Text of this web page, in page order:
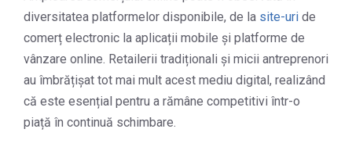
diversitatea platformelor disponibile, de la site-uri de
comerț electronic la aplicații mobile și platforme de
vânzare online. Retailerii tradiționali și micii antreprenori
au îmbrățișat tot mai mult acest mediu digital, realizând
că este esențial pentru a rămâne competitivi într-o
piață în continuă schimbare.